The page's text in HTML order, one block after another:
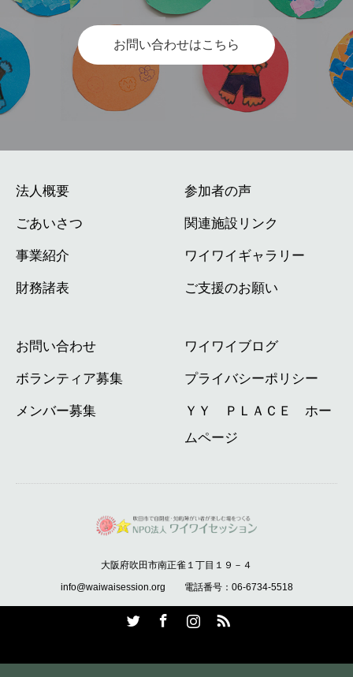
お問い合わせはこちら
法人概要
ごあいさつ
事業紹介
財務諸表
参加者の声
関連施設リンク
ワイワイギャラリー
ご支援のお願い
お問い合わせ
ボランティア募集
メンバー募集
ワイワイブログ
プライバシーポリシー
ＹＹ ＰＬＡＣＥ ホー
ムページ
大阪府吹田市南正雀１丁目１９－４
info@waiwaisession.org 電話番号：06-6734-5518